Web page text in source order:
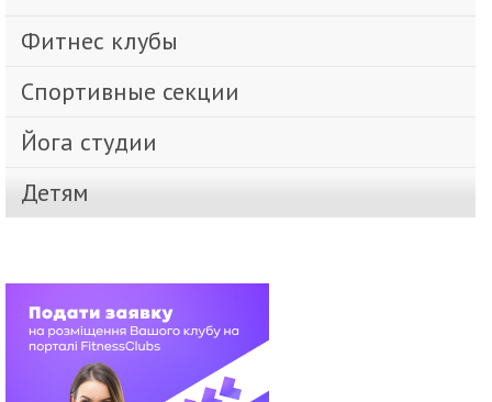
Фитнес клубы
Спортивные секции
Йога студии
Детям